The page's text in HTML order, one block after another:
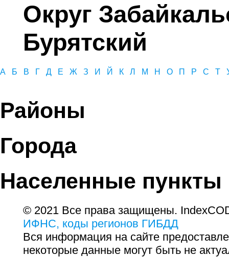
Округ
Бурятский
А Б В Г Д Е Ж З И Й К Л М Н О П Р С Т
Районы
Города
Населенные пункты
© 2021 Все права защищены.
ИФНС, коды регионов ГИБДД
Вся информация на сайте
некоторые данные могут быть не